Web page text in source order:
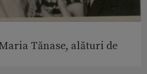
Tănase, alături de